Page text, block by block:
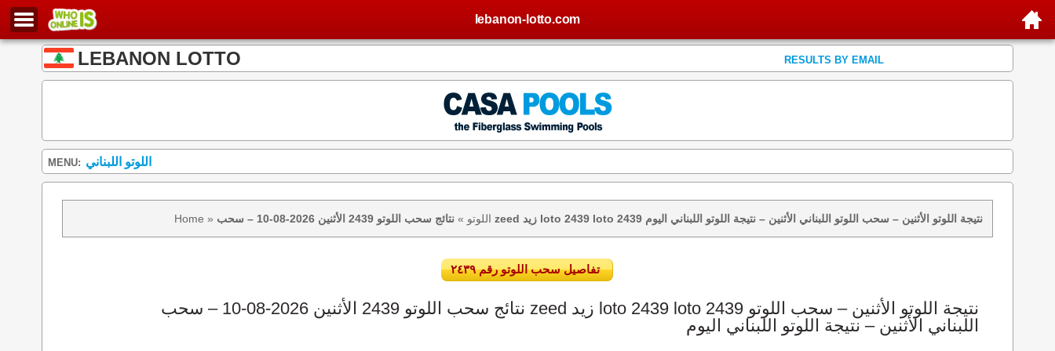
lebanon-lotto.com
LEBANON LOTTO RESULTS BY EMAIL
MENU: اللوتو اللبناني
Home » اللوتو » نتائج سحب اللوتو 2439 الأثنين 2026-08-10 – سحب zeed زيد loto 2439 loto 2439 نتيجة اللوتو الأثنين – سحب اللوتو اللبناني الأثنين – نتيجة اللوتو اللبناني اليوم
تفاصيل سحب اللوتو رقم ٢٤٣٩
نتائج سحب اللوتو 2439 الأثنين 2026-08-10 – سحب zeed زيد loto 2439 loto 2439 نتيجة اللوتو الأثنين – سحب اللوتو
اللبناني الأثنين – نتيجة اللوتو اللبناني اليوم